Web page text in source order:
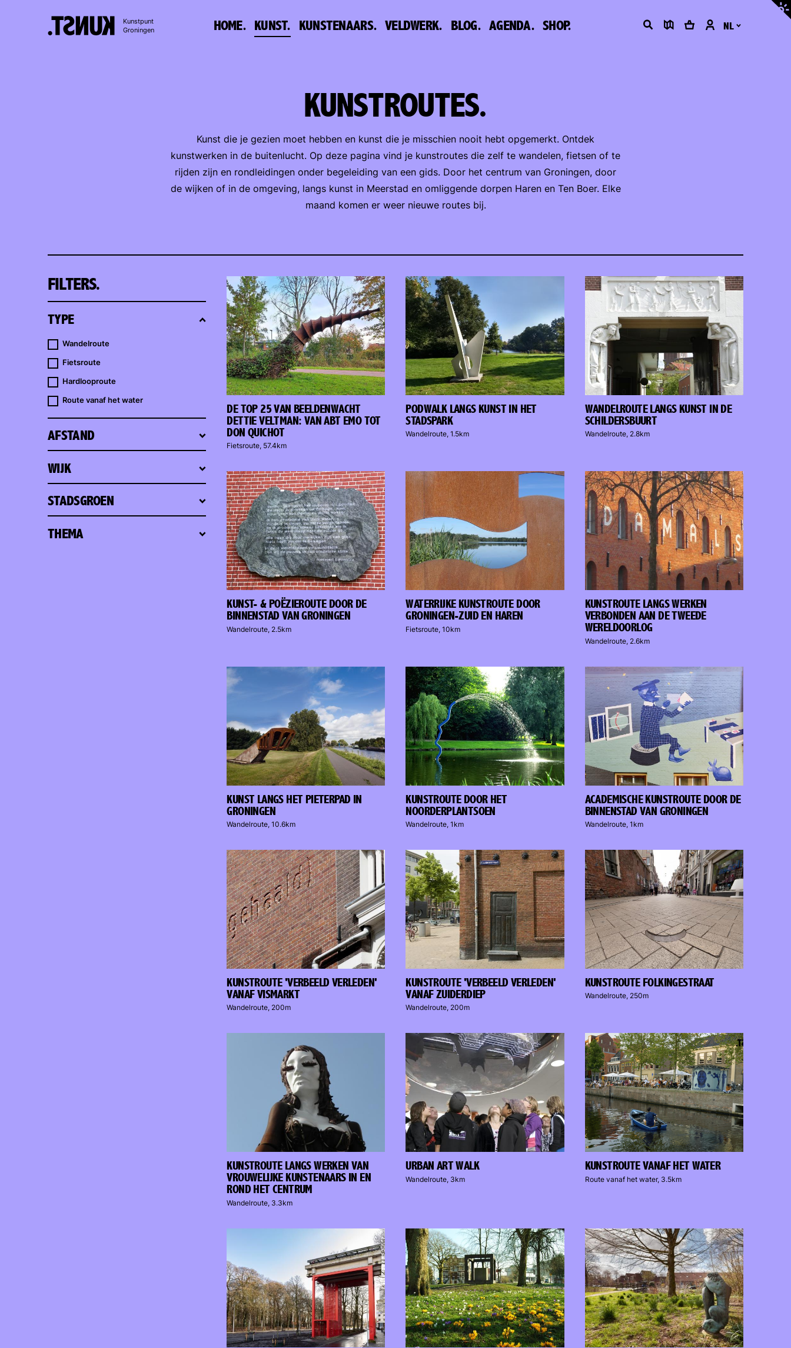
Kunstpunt
Groningen
HOME. KUNST. KUNSTENAARS. VELDWERK. BLOG. AGENDA. SHOP. ZoekenKaart WinkelmandKlantenportaal
NL
KUNSTROUTES.
Kunst die je gezien moet hebben en kunst die je misschien nooit hebt opgemerkt. Ontdek
kunstwerken in de buitenlucht. Op deze pagina vind je kunstroutes die zelf te wandelen, fietsen of te
rijden zijn en rondleidingen onder begeleiding van een gids. Door het centrum van Groningen, door
de wijken of in de omgeving, langs kunst in Meerstad en omliggende dorpen Haren en Ten Boer. Elke
maand komen er weer nieuwe routes bij.
FILTERS.
TYPE
Wandelroute
Fietsroute
Hardlooproute
Route vanaf het water
AFSTAND
WIJK
STADSGROEN
THEMA
DE TOP 25 VAN BEELDENWACHT
DETTIE VELTMAN: VAN ABT EMO TOT
DON QUICHOT
Fietsroute, 57.4km
PODWALK LANGS KUNST IN HET
STADSPARK
Wandelroute, 1.5km
WANDELROUTE LANGS KUNST IN DE
SCHILDERSBUURT
Wandelroute, 2.8km
KUNST- & POËZIEROUTE DOOR DE
BINNENSTAD VAN GRONINGEN
Wandelroute, 2.5km
WATERRIJKE KUNSTROUTE DOOR
GRONINGEN-ZUID EN HAREN
Fietsroute, 10km
KUNSTROUTE LANGS WERKEN
VERBONDEN AAN DE TWEEDE
WERELDOORLOG
Wandelroute, 2.6km
KUNST LANGS HET PIETERPAD IN
GRONINGEN
Wandelroute, 10.6km
KUNSTROUTE DOOR HET
NOORDERPLANTSOEN
Wandelroute, 1km
ACADEMISCHE KUNSTROUTE DOOR DE
BINNENSTAD VAN GRONINGEN
Wandelroute, 1km
KUNSTROUTE 'VERBEELD VERLEDEN'
VANAF VISMARKT
Wandelroute, 200m
KUNSTROUTE 'VERBEELD VERLEDEN'
VANAF ZUIDERDIEP
Wandelroute, 200m
KUNSTROUTE FOLKINGESTRAAT
Wandelroute, 250m
KUNSTROUTE LANGS WERKEN VAN
VROUWELIJKE KUNSTENAARS IN EN
ROND HET CENTRUM
Wandelroute, 3.3km
URBAN ART WALK
Wandelroute, 3km
KUNSTROUTE VANAF HET WATER
Route vanaf het water, 3.5km